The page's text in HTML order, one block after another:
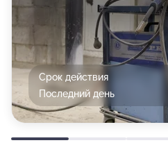
Срок действия
Последний день